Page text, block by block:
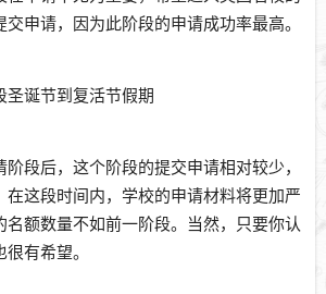
申请，因为此阶段的申请成功率最高。
圣诞节到复活节假期
段后，这个阶段的提交申请相对较少，
在这段时间内，学校的申请材料将更加严
名额数量不如前一阶段。当然，只要你认
有希望。